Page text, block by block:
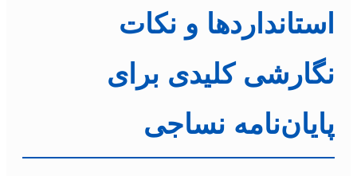
استانداردها و نکات
نگارشی کلیدی برای
پایان‌نامه نساجی